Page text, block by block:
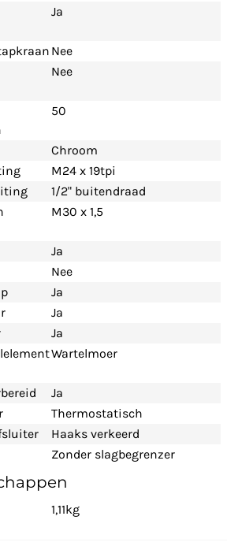
Ja
Nee
Nee
50
Chroom
M24 x 19tpi
1/2" buitendraad
M30 x 1,5
Ja
Nee
Ja
Ja
Ja
Wartelmoer
Ja
Thermostatisch
Haaks verkeerd
Zonder slagbegrenzer
1,11kg